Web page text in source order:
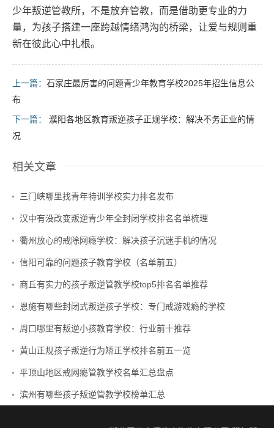
少年叛逆管教所，不是放弃管教，而是借助更专业的力
量，为孩子搭建一座跨越情绪鸿沟的桥梁，让爱与规则重
新在彼此心中扎根。
上一篇： 石家庄最厉害的问题青少年教育学校2025年招生信息公
布
下一篇：
濮阳各地区教育叛逆孩子正规学校：解决不务正业的情
况
相关文章
三门峡哪里找青年特训学校实力排名发布
汉中有没改变叛逆青少年全封闭学校排名名单梳理
衢州放心的戒除网瘾学校：解决孩子沉迷手机的情况
信阳可靠的问题孩子教育学校（名单前五）
商丘有实力的孩子叛逆管教学校top5排名名单推荐
恩施有哪些封闭式叛逆孩子学校：专门戒游戏瘾的学校
周口哪里有叛逆小孩教育学校：行业前十推荐
黄山正规孩子叛逆行为矫正学校排名前五一览
平顶山地区戒网瘾管教学校名单汇总盘点
滨州有哪些孩子叛逆管教学校榜单汇总